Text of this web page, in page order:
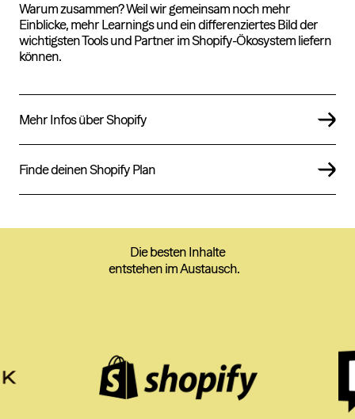
Warum zusammen? Weil wir gemeinsam noch mehr
Einblicke, mehr Learnings und ein differenziertes Bild der
wichtigsten Tools und Partner im Shopify-Ökosystem liefern
können.
Mehr Infos über Shopify
Finde deinen Shopify Plan
Die besten Inhalte
entstehen im Austausch.